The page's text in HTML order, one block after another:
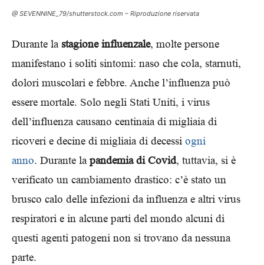
@ SEVENNINE_79/shutterstock.com – Riproduzione riservata
Durante la stagione influenzale, molte persone
manifestano i soliti sintomi: naso che cola, starnuti,
dolori muscolari e febbre. Anche l’influenza può
essere mortale. Solo negli Stati Uniti, i virus
dell’influenza causano centinaia di migliaia di
ricoveri e decine di migliaia di decessi ogni
anno. Durante lapandemia di Covid, tuttavia, si è
verificato un cambiamento drastico: c’è stato un
brusco calo delle infezioni da influenza e altri virus
respiratori e in alcune parti del mondo alcuni di
questi agenti patogeni non si trovano da nessuna
parte.